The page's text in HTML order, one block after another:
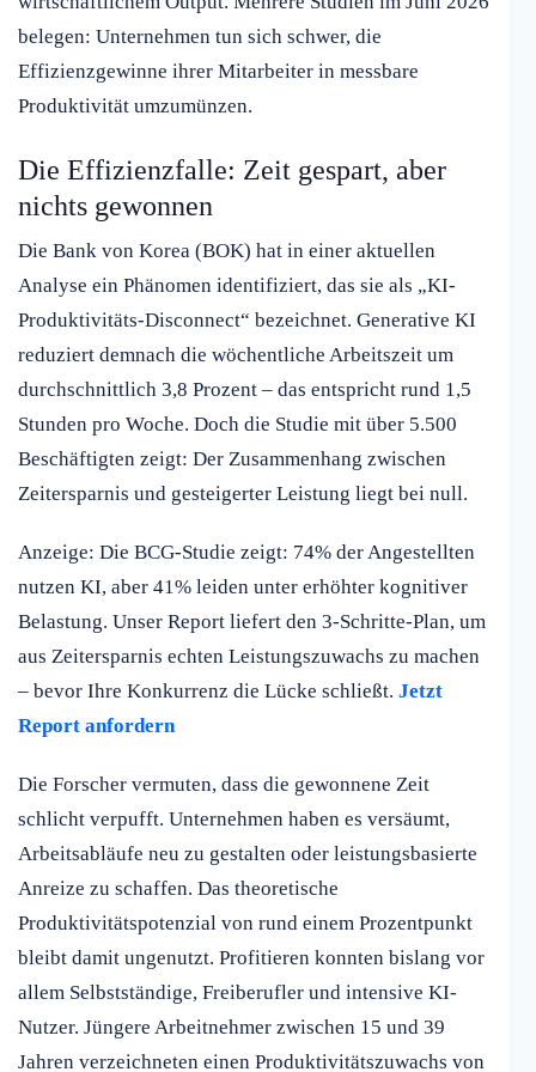
belegen: Unternehmen tun sich schwer, die
Effizienzgewinne ihrer Mitarbeiter in messbare
Produktivität umzumünzen.
Die Effizienzfalle: Zeit gespart, aber
nichts gewonnen
Die Bank von Korea (BOK) hat in einer aktuellen
Analyse ein Phänomen identifiziert, das sie als „KI-
Produktivitäts-Disconnect“ bezeichnet. Generative KI
reduziert demnach die wöchentliche Arbeitszeit um
durchschnittlich 3,8 Prozent – das entspricht rund 1,5
Stunden pro Woche. Doch die Studie mit über 5.500
Beschäftigten zeigt: Der Zusammenhang zwischen
Zeitersparnis und gesteigerter Leistung liegt bei null.
Anzeige: Die BCG-Studie zeigt: 74% der Angestellten
nutzen KI, aber 41% leiden unter erhöhter kognitiver
Belastung. Unser Report liefert den 3-Schritte-Plan, um
aus Zeitersparnis echten Leistungszuwachs zu machen
– bevor Ihre Konkurrenz die Lücke schließt. Jetzt
Report anfordern
Die Forscher vermuten, dass die gewonnene Zeit
schlicht verpufft. Unternehmen haben es versäumt,
Arbeitsabläufe neu zu gestalten oder leistungsbasierte
Anreize zu schaffen. Das theoretische
Produktivitätspotenzial von rund einem Prozentpunkt
bleibt damit ungenutzt. Profitieren konnten bislang vor
allem Selbstständige, Freiberufler und intensive KI-
Nutzer. Jüngere Arbeitnehmer zwischen 15 und 39
Jahren verzeichneten einen Produktivitätszuwachs von